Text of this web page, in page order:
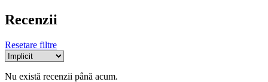
Recenzii
Resetare filtre
Nu există recenzii până acum.